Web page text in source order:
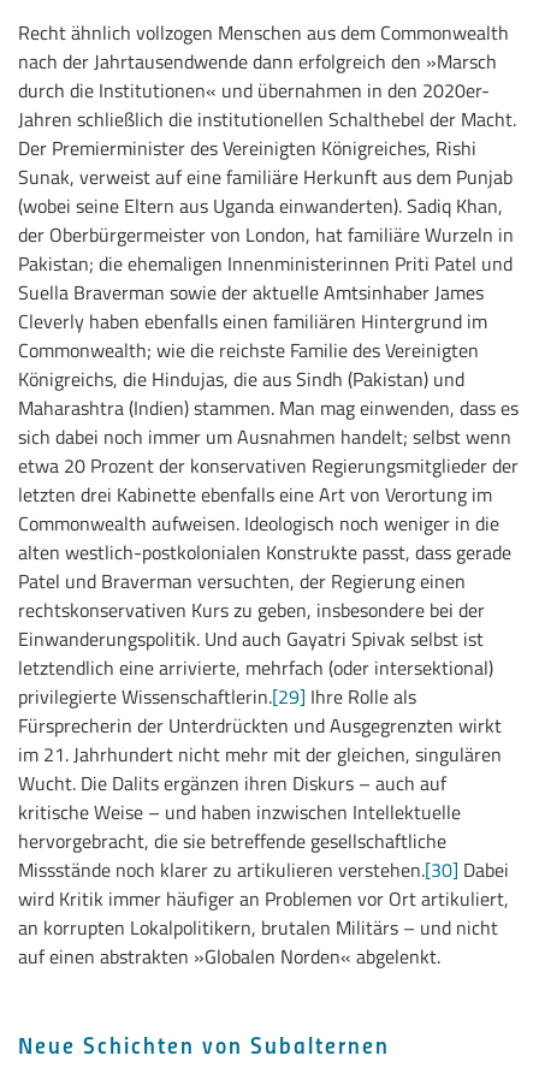
Recht ähnlich vollzogen Menschen aus dem Commonwealth
nach der Jahrtausendwende dann erfolgreich den »Marsch
durch die Institutionen« und übernahmen in den 2020er-
Jahren schließlich die institutionellen Schalthebel der Macht.
Der Premierminister des Vereinigten Königreiches, Rishi
Sunak, verweist auf eine familiäre Herkunft aus dem Punjab
(wobei seine Eltern aus Uganda einwanderten). Sadiq Khan,
der Oberbürgermeister von London, hat familiäre Wurzeln in
Pakistan; die ehemaligen Innenministerinnen Priti Patel und
Suella Braverman sowie der aktuelle Amtsinhaber James
Cleverly haben ebenfalls einen familiären Hintergrund im
Commonwealth; wie die reichste Familie des Vereinigten
Königreichs, die Hindujas, die aus Sindh (Pakistan) und
Maharashtra (Indien) stammen. Man mag einwenden, dass es
sich dabei noch immer um Ausnahmen handelt; selbst wenn
etwa 20 Prozent der konservativen Regierungsmitglieder der
letzten drei Kabinette ebenfalls eine Art von Verortung im
Commonwealth aufweisen. Ideologisch noch weniger in die
alten westlich-postkolonialen Konstrukte passt, dass gerade
Patel und Braverman versuchten, der Regierung einen
rechtskonservativen Kurs zu geben, insbesondere bei der
Einwanderungspolitik. Und auch Gayatri Spivak selbst ist
letztendlich eine arrivierte, mehrfach (oder intersektional)
privilegierte Wissenschaftlerin.[29] Ihre Rolle als
Fürsprecherin der Unterdrückten und Ausgegrenzten wirkt
im 21. Jahrhundert nicht mehr mit der gleichen, singulären
Wucht. Die Dalits ergänzen ihren Diskurs – auch auf
kritische Weise – und haben inzwischen Intellektuelle
hervorgebracht, die sie betreffende gesellschaftliche
Missstände noch klarer zu artikulieren verstehen.[30] Dabei
wird Kritik immer häufiger an Problemen vor Ort artikuliert,
an korrupten Lokalpolitikern, brutalen Militärs – und nicht
auf einen abstrakten »Globalen Norden« abgelenkt.
Neue Schichten von Subalternen